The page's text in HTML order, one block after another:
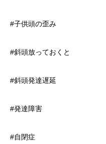
#子供頭の歪み
#斜頭放っておくと
#斜頭発達遅延
#発達障害
#自閉症